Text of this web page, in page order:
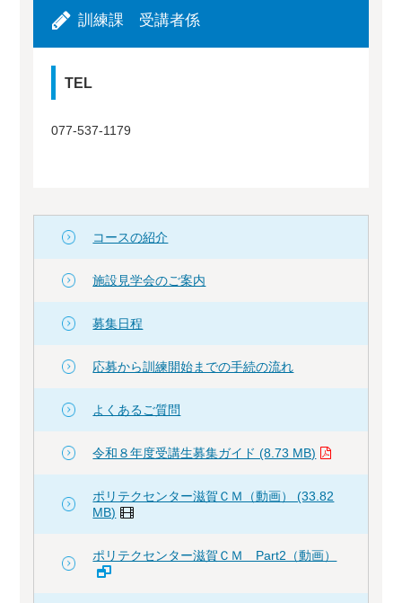
訓練課 受講者係
TEL
077-537-1179
コースの紹介
施設見学会のご案内
募集日程
応募から訓練開始までの手続の流れ
よくあるご質問
令和８年度受講生募集ガイド (8.73 MB)
ポリテクセンター滋賀ＣＭ（動画） (33.82
MB)
ポリテクセンター滋賀ＣＭ Part2（動画）